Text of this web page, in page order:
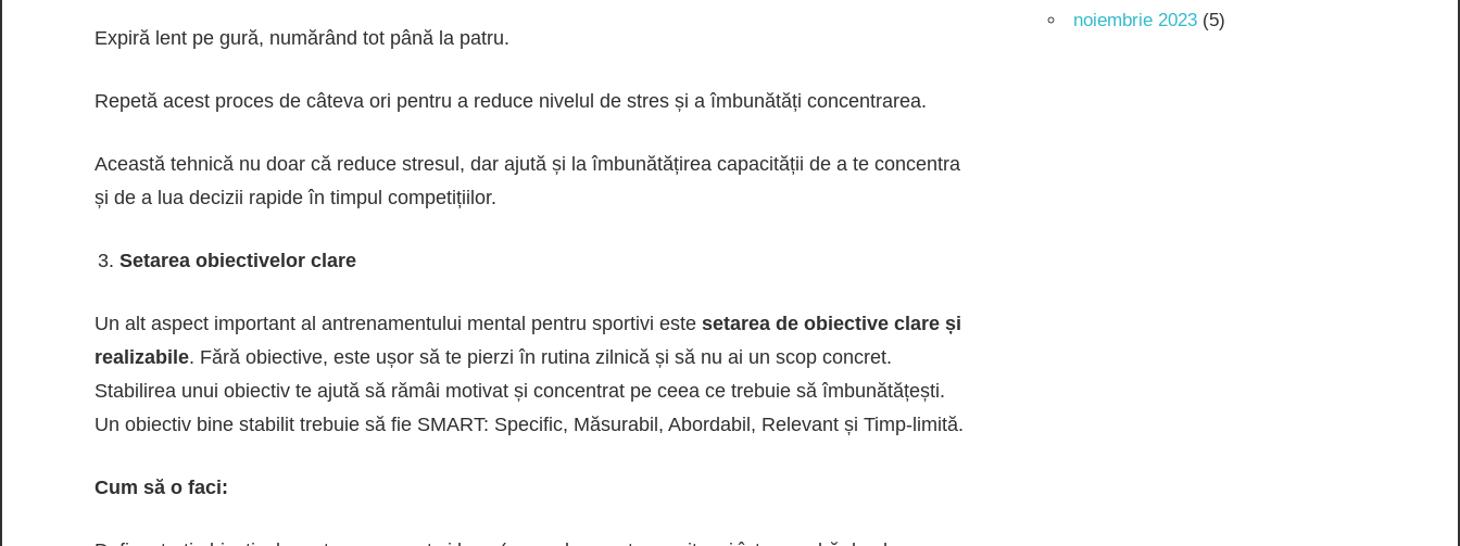
Expiră lent pe gură, numărând tot până la patru.
Repetă acest proces de câteva ori pentru a reduce nivelul de stres și a îmbunătăți concentrarea.
Această tehnică nu doar că reduce stresul, dar ajută și la îmbunătățirea capacității de a te concentra
și de a lua decizii rapide în timpul competițiilor.
Setarea obiectivelor clare
Un alt aspect important al antrenamentului mental pentru sportivi este setarea de obiective clare și
realizabile. Fără obiective, este ușor să te pierzi în rutina zilnică și să nu ai un scop concret.
Stabilirea unui obiectiv te ajută să rămâi motivat și concentrat pe ceea ce trebuie să îmbunătățești.
Un obiectiv bine stabilit trebuie să fie SMART: Specific, Măsurabil, Abordabil, Relevant și Timp-limită.
Cum să o faci:
noiembrie 2023(5)